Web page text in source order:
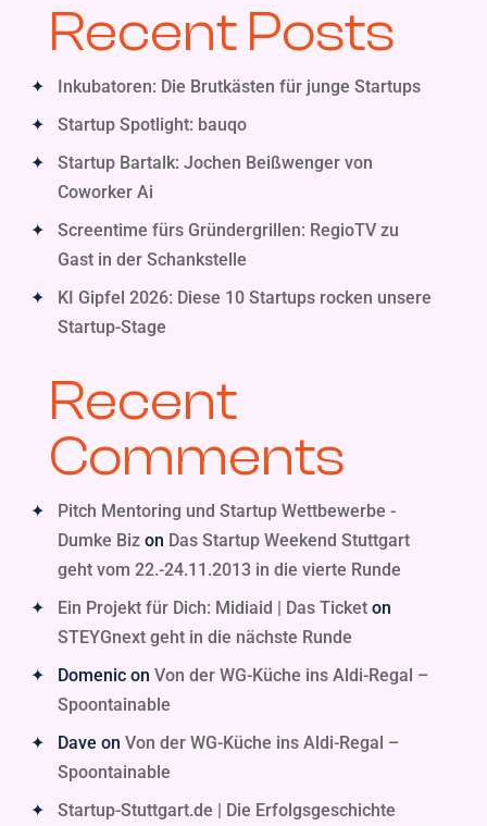
Recent Posts
Inkubatoren: Die Brutkästen für junge Startups
Startup Spotlight: bauqo
Startup Bartalk: Jochen Beißwenger von
Coworker Ai
Screentime fürs Gründergrillen: RegioTV zu
Gast in der Schankstelle
KI Gipfel 2026: Diese 10 Startups rocken unsere
Startup-Stage
Recent
Comments
Pitch Mentoring und Startup Wettbewerbe -
Dumke Bizon Das Startup Weekend Stuttgart
geht vom 22.-24.11.2013 in die vierte Runde
Ein Projekt für Dich: Midiaid | Das Ticketon
STEYGnext geht in die nächste Runde
Domenicon Von der WG-Küche ins Aldi-Regal –
Spoontainable
Dave on Von der WG-Küche ins Aldi-Regal –
Spoontainable
Startup-Stuttgart.de | Die Erfolgsgeschichte